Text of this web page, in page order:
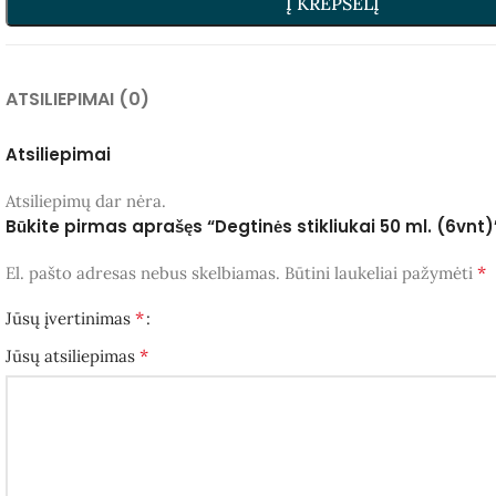
ATSILIEPIMAI (0)
Atsiliepimai
Atsiliepimų dar nėra.
Būkite pirmas aprašęs “Degtinės stikliukai 50 ml.
El. pašto adresas nebus skelbiamas. Būtini laukeliai pažymėti *
Jūsų įvertinimas *
Jūsų atsiliepimas *